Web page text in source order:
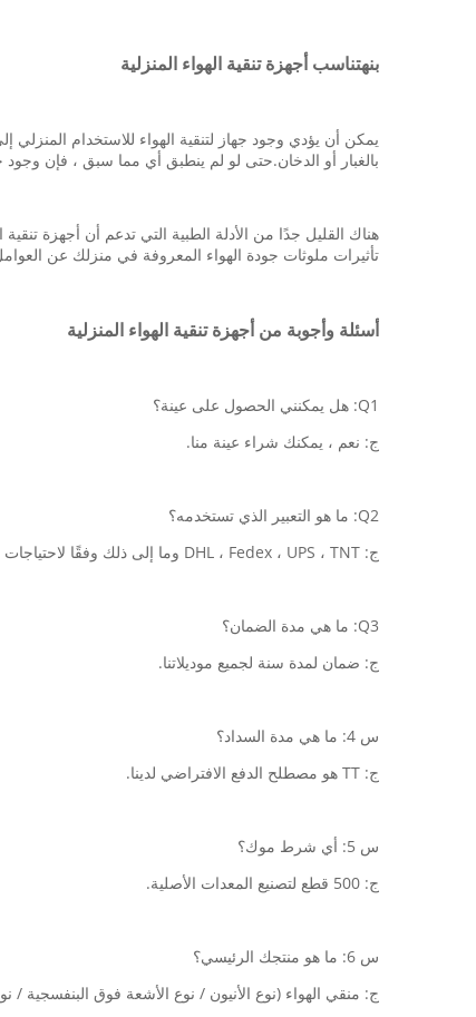
بنهتناسب أجهزة تنقية الهواء المنزلية
يمكن أن يؤدي وجود جهاز لتنقية الهواء للاستخدام
بالغبار أو الدخان.حتى لو لم ينطبق أي مما سبق ، فإن
هناك القليل جدًا من الأدلة الطبية التي تدعم أن أجهزة
تأثيرات ملوثات جودة الهواء المعروفة في منزلك عن العوامل
أسئلة وأجوبة من أجهزة تنقية الهواء المنزلية
Q1: هل يمكنني الحصول على عينة؟
ج: نعم ، يمكنك شراء عينة منا.
Q2: ما هو التعبير الذي تستخدمه؟
ج: DHL ، Fedex ، UPS ، TNT وما إلى ذلك وفقًا لاحتياجات العملاء.
Q3: ما هي مدة الضمان؟
ج: ضمان لمدة سنة لجميع موديلاتنا.
س 4: ما هي مدة السداد؟
ج: TT هو مصطلح الدفع الافتراضي لدينا.
س 5: أي شرط موك؟
ج: 500 قطع لتصنيع المعدات الأصلية.
س 6: ما هو منتجك الرئيسي؟
ج: منقي الهواء (نوع الأنيون / نوع الأشعة فوق البنفسجية